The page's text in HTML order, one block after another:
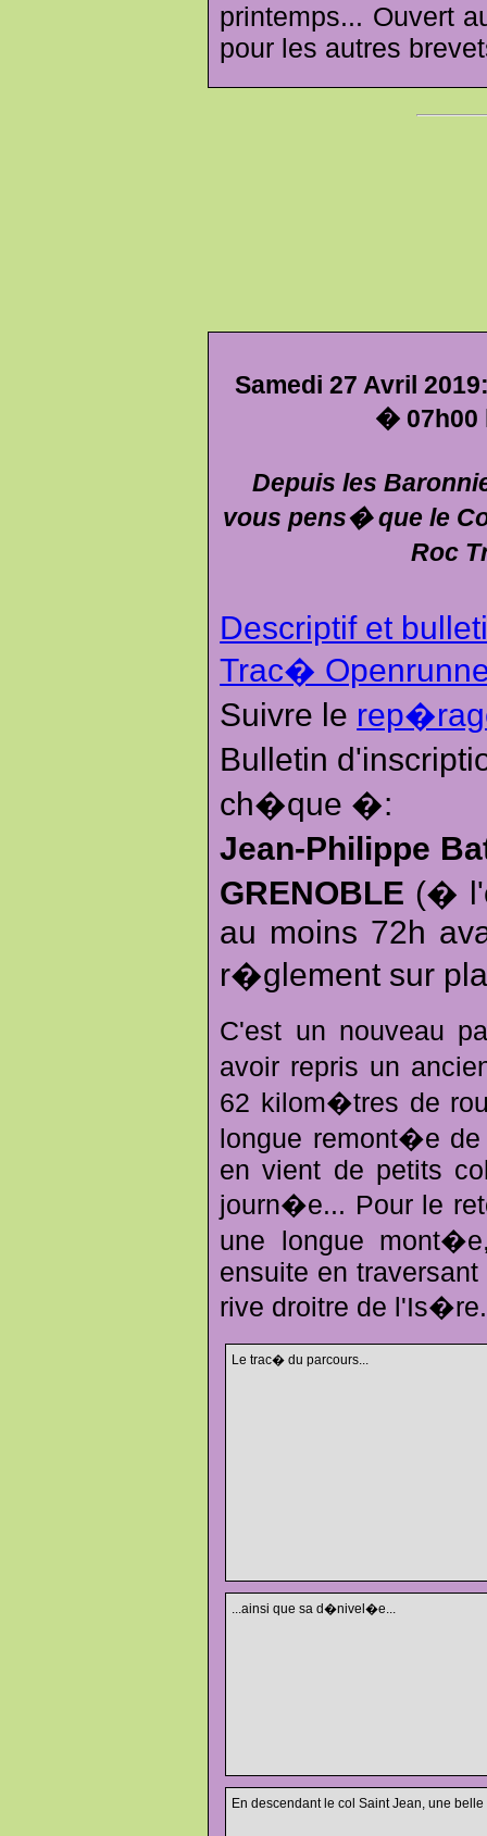
printemps... Ouvert
pour les autres
Samedi 27 Avril
� 07h00
Depuis les
vous pens� que le
Roc
Descriptif et
Trac�
Suivre le
Bulletin
ch�que �:
Jean-Philippe
GRENOBLE (�
au moins 72h
r�glement sur
C'est un nouveau
avoir repris un
62 kilom�tres de
longue remont�e
en vient de petits
journ�e... Pour le
une longue
ensuite en
rive droitre de
Le trac� du parcours...
...ainsi que sa d�nivel�e...
En descendant le col Saint Jean, une